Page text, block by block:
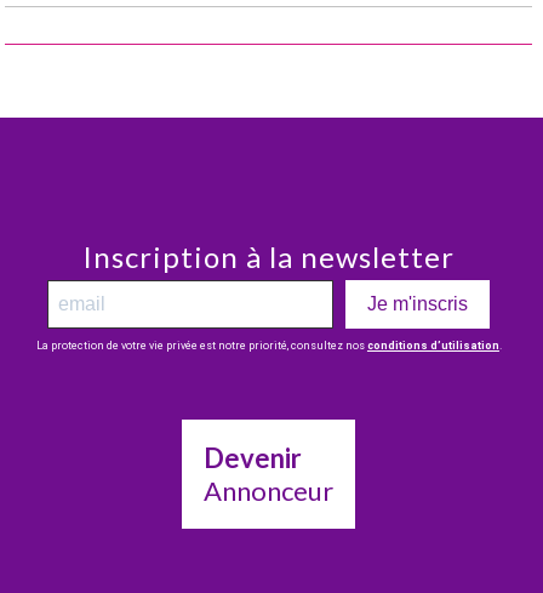
Inscription à la newsletter
Je m'inscris
La protection de votre vie privée est notre priorité, consultez nos conditions d’utilisation
Devenir
Annonceur